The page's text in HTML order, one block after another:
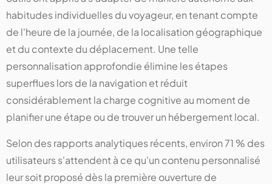
habitudes individuelles du voyageur, en tenant compte
de l'heure de la journée, de la localisation géographique
et du contexte du déplacement. Une telle
personnalisation approfondie élimine les étapes
superflues lors de la navigation et réduit
considérablement la charge cognitive au moment de
planifier une étape ou de trouver un hébergement local.
Selon des rapports analytiques récents, environ 71 % des
utilisateurs s'attendent à ce qu'un contenu personnalisé
leur soit proposé dès la première ouverture de